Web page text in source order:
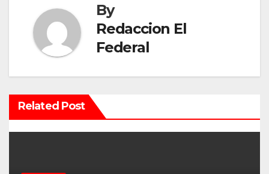
c
n
d
e
By
Redaccion El
Federal
Related Post